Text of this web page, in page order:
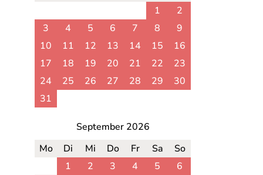
1
2
3
4 5 6 7 8
9
10
11 12 13 14 15
16
17
18 19 20 21 22
23
24
25 26 27 28 29
30
31
September 2026
Mo
Di Mi Do Fr Sa
So
1
2 3 4 5
6